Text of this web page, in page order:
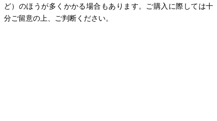
ど）のほうが多くかかる場合もあります。ご購入に際しては十
分ご留意の上、ご判断ください。